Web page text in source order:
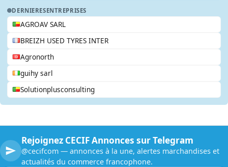
DERNIERESENTREPRISES
AGROAV SARL
BREIZH USED TYRES INTER
Agronorth
guihy sarl
Solutionplusconsulting
Rejoignez CECIF Annonces sur Telegram
@cecifcom — annonces à la une, alertes marchandises et
actualités du commerce francophone.